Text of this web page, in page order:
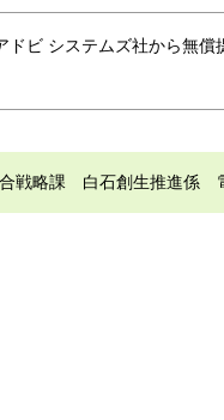
ビ システムズ社から無償
戦略課 白石創生推進係